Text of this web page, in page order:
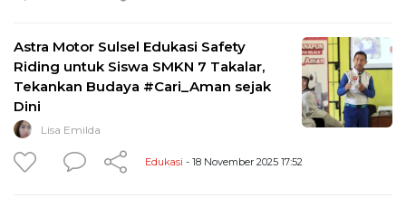
Astra Motor Sulsel Edukasi Safety
Riding untuk Siswa SMKN 7 Takalar,
Tekankan Budaya #Cari_Aman sejak
Dini
Lisa Emilda
Edukasi - 18 November 2025 17:52